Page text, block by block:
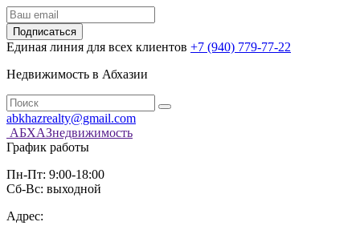
Подписаться
Единая линия для всех клиентов +7 (940) 779-77-22
Недвижимость в Абхазии
abkhazrealty@gmail.com
АБХАЗнедвижимость
График работы
Пн-Пт: 9:00-18:00
Сб-Вс: выходной
Адрес: